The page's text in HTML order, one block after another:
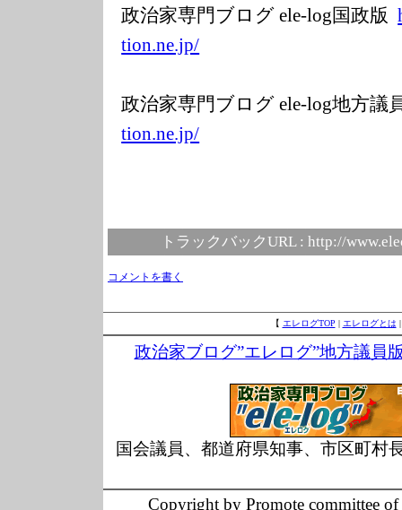
政治家専門ブログ ele-log国政版
tion.ne.jp/
政治家専門ブログ ele-log地方議
tion.ne.jp/
トラックバックURL : http://
コメントを書く
【 エレログTOP | エレログとは
政治家ブログ”エレログ”地方議員
国会議員、都道府県知事、市区町村
Copyright by Promote committee